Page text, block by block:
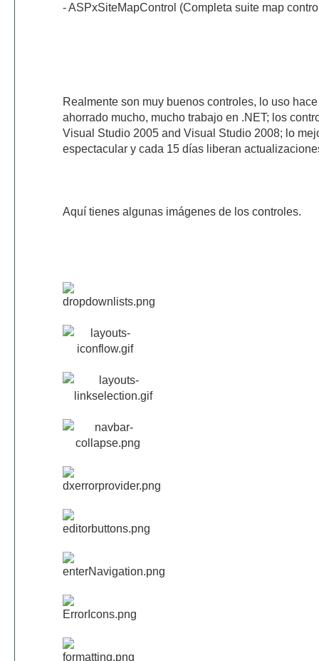
- ASPxSiteMapControl (Completa suite map
Realmente son muy buenos controles, lo uso
ahorrado mucho, mucho trabajo en .NET; los
Visual Studio 2005 and Visual Studio 2008; lo
espectacular y cada 15 días liberan
Aquí tienes algunas imágenes de los controles.